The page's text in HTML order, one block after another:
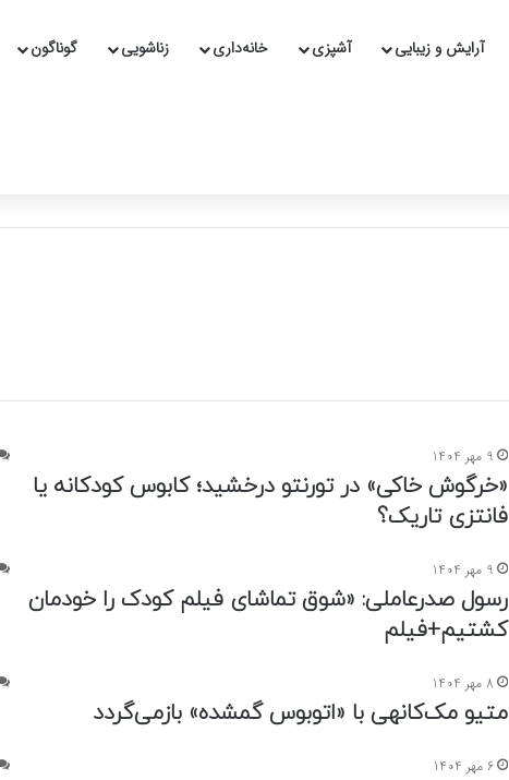
آرایش و زیبایی آشپزی خانه‌داری زناشویی گوناگون
9 مهر 1404
«خرگوش خاکی» در تورنتو درخشید؛ کابوس کودکانه یا
فانتزی تاریک؟
9 مهر 1404
رسول صدرعاملی: «شوق تماشای فیلم کودک را خودمان
کشتیم+فیلم
8 مهر 1404
متیو مک‌کانهی با «اتوبوس گمشده» بازمی‌گردد
6 مهر 1404